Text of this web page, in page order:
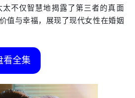
不仅智慧地揭露了第三者的真面
值与幸福，展现了现代女性在婚姻
看全集